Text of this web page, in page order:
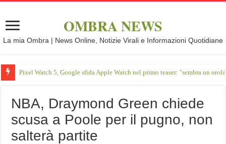
OMBRA NEWS
La mia Ombra | News Online, Notizie Virali e Informazioni Quotidiane
Pixel Watch 5, Google sfida Apple Watch nel primo teaser: "sembra un
NBA, Draymond Green chiede
scusa a Poole per il pugno, non
salterà partite